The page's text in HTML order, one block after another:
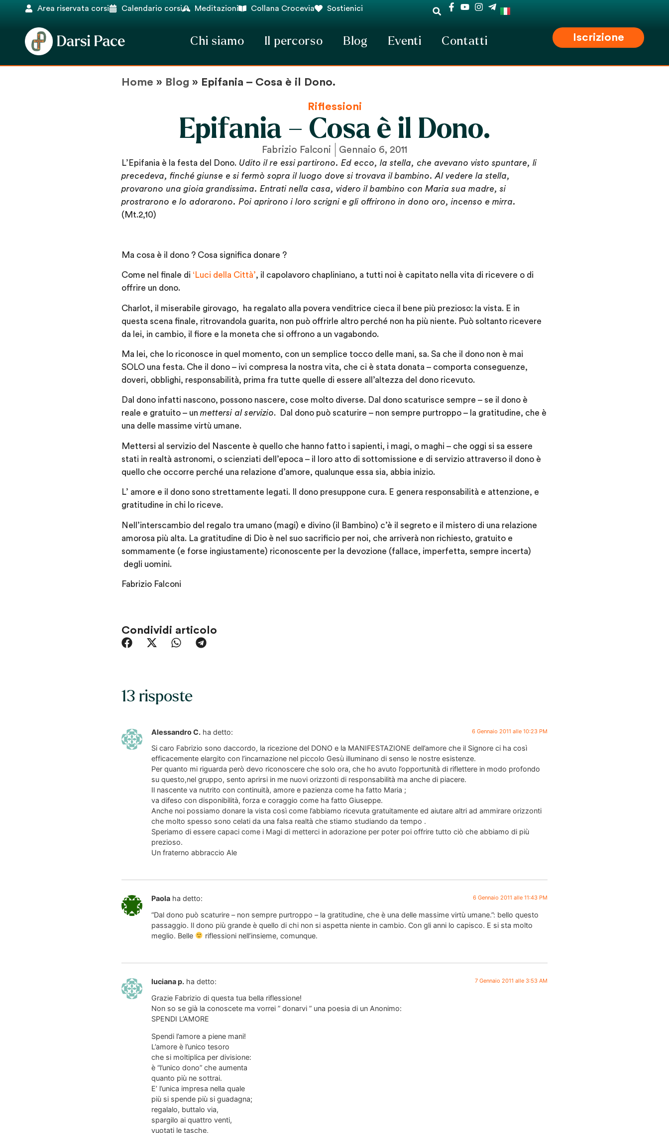
Area riservata corsi Calendario corsi Meditazioni Collana Crocevia Sostienici
Chi siamo Il percorso Blog Eventi Contatti Iscrizione
Home » Blog » Epifania – Cosa è il Dono.
Riflessioni
Epifania – Cosa è il Dono.
Fabrizio Falconi Gennaio 6, 2011
L’Epifania è la festa del Dono. Udito il re essi partirono. Ed ecco, la stella, che avevano visto spuntare, li
precedeva, finché giunse e si fermò sopra il luogo dove si trovava il bambino. Al vedere la stella,
provarono una gioia grandissima. Entrati nella casa, videro il bambino con Maria sua madre, si
prostrarono e lo adorarono. Poi aprirono i loro scrigni e gli offrirono in dono oro, incenso e mirra.
(Mt.2,10)
Ma cosa è il dono ? Cosa significa donare ?
Come nel finale di ‘Luci della Città’, il capolavoro chapliniano, a tutti noi è capitato nella vita di ricevere o di
offrire un dono.
Charlot, il miserabile girovago, ha regalato alla povera venditrice cieca il bene più prezioso: la vista. E in
questa scena finale, ritrovandola guarita, non può offrirle altro perché non ha più niente. Può soltanto ricevere
da lei, in cambio, il fiore e la moneta che si offrono a un vagabondo.
Ma lei, che lo riconosce in quel momento, con un semplice tocco delle mani, sa. Sa che il dono non è mai
SOLO una festa. Che il dono – ivi compresa la nostra vita, che ci è stata donata – comporta conseguenze,
doveri, obblighi, responsabilità, prima fra tutte quelle di essere all’altezza del dono ricevuto.
Dal dono infatti nascono, possono nascere, cose molto diverse. Dal dono scaturisce sempre – se il dono è
reale e gratuito – un mettersi al servizio. Dal dono può scaturire – non sempre purtroppo – la gratitudine, che è
una delle massime virtù umane.
Mettersi al servizio del Nascente è quello che hanno fatto i sapienti, i magi, o maghi – che oggi si sa essere
stati in realtà astronomi, o scienziati dell’epoca – il loro atto di sottomissione e di servizio attraverso il dono è
quello che occorre perché una relazione d’amore, qualunque essa sia, abbia inizio.
L’ amore e il dono sono strettamente legati. Il dono presuppone cura. E genera responsabilità e attenzione, e
gratitudine in chi lo riceve.
Nell’interscambio del regalo tra umano (magi) e divino (il Bambino) c’è il segreto e il mistero di una relazione
amorosa più alta. La gratitudine di Dio è nel suo sacrificio per noi, che arriverà non richiesto, gratuito e
sommamente (e forse ingiustamente) riconoscente per la devozione (fallace, imperfetta, sempre incerta)
degli uomini.
Fabrizio Falconi
Condividi articolo
13 risposte
Alessandro C. ha detto: 6 Gennaio 2011 alle 10:23 PM
Si caro Fabrizio sono daccordo, la ricezione del DONO e la MANIFESTAZIONE dell’amore che il Signore ci ha così
efficacemente elargito con l’incarnazione nel piccolo Gesù illuminano di senso le nostre esistenze.
Per quanto mi riguarda però devo riconoscere che solo ora, che ho avuto l’opportunità di riflettere in modo profondo
su questo,nel gruppo, sento aprirsi in me nuovi orizzonti di responsabilità ma anche di piacere.
Il nascente va nutrito con continuità, amore e pazienza come ha fatto Maria ;
va difeso con disponibilità, forza e coraggio come ha fatto Giuseppe.
Anche noi possiamo donare la vista così come l’abbiamo ricevuta gratuitamente ed aiutare altri ad ammirare orizzonti
che molto spesso sono celati da una falsa realtà che stiamo studiando da tempo .
Speriamo di essere capaci come i Magi di metterci in adorazione per poter poi offrire tutto ciò che abbiamo di più
prezioso.
Un fraterno abbraccio Ale
Paola ha detto: 6 Gennaio 2011 alle 11:43 PM
“Dal dono può scaturire – non sempre purtroppo – la gratitudine, che è una delle massime virtù umane.”: bello questo
passaggio. Il dono più grande è quello di chi non si aspetta niente in cambio. Con gli anni lo capisco. E si sta molto
meglio. Belle
riflessioni nell’insieme, comunque.
luciana p. ha detto: 7 Gennaio 2011 alle 3:53 AM
Grazie Fabrizio di questa tua bella riflessione!
Non so se già la conoscete ma vorrei ” donarvi ” una poesia di un Anonimo:
SPENDI L’AMORE
Spendi l’amore a piene mani!
L’amore è l’unico tesoro
che si moltiplica per divisione:
è “l’unico dono” che aumenta
quanto più ne sottrai.
E’ l’unica impresa nella quale
più si spende più si guadagna;
regalalo, buttalo via,
spargilo ai quattro venti,
vuotati le tasche,